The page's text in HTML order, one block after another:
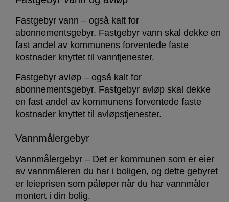
Fastgebyr vann – også kalt for
abonnementsgebyr. Fastgebyr vann skal dekke en
fast andel av kommunens forventede faste
kostnader knyttet til vanntjenester.
Fastgebyr avløp – også kalt for
abonnementsgebyr. Fastgebyr avløp skal dekke
en fast andel av kommunens forventede faste
kostnader knyttet til avløpstjenester.
Vannmålergebyr
Vannmålergebyr – Det er kommunen som er eier
av vannmåleren du har i boligen, og dette gebyret
er leieprisen som påløper når du har vannmåler
montert i din bolig.